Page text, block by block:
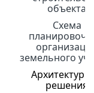
объекта
Схема
земельного
решения